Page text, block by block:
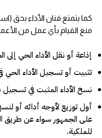
كما يتمتع فنان الأداء بحق
منع القيام بأي عمل من
إذاعة أو نقل الأداء الحي إلى
تثبيت أو تسجيل الأداء
نسخ الأداء المثبت في
أول توزيع لأوجه أدائه أو
على الجمهور سواء عن طريق
للملكية.